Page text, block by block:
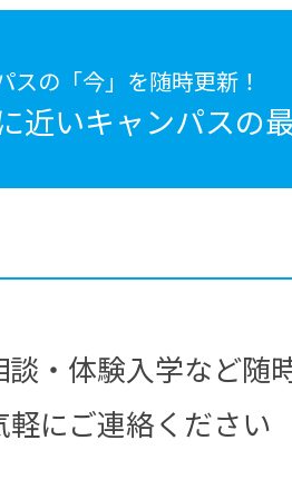
スの「今」を随時更新！
近いキャンパスの
・体験入学など随
軽にご連絡ください